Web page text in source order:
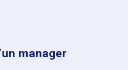
manager